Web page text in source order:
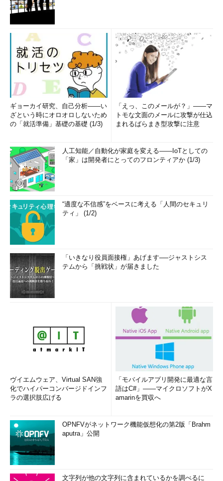
向を分析して得られた知見が反映されているだけでなく、米連邦
捜査局（FBI）や国際刑事警察機構（ICPO）などの機関と連携し
て、インターネットそのものを安全にするための活動にも積極的
に取り組んでいるという。
例えば、米国のマイクロソフト本社内に2013年11月に設置され
たサイバー犯罪研究機関「Cybercrime Center」は、マルウェア
に感染しているコンピューターをIPアドレスの単位で調査してい
るとのこと。同センターの日本の窓口も務める澤氏は、「アジア
地域に限っても、この2年間で152万件のマルウェア感染事例を発
見しました」と胸を張る。
マイクロソフトは完全なプライバシーと保護を与えると約束して
いる。同社COO（最高執行責任者）のケビン・ターナー氏のコミ
ットメントを引用するかたちで、澤氏は「いかなる国や行政機関
であっても、保管されているデータは一切渡さないことを宣言し
ます。必要であれば提訴も辞さない覚悟です。また、政府や関連
団体に対し暗号キーを渡すこともありません」と述べた。
セキュア／ハイパフォーマンス／高信頼性のネットワークとし
ては、Microsoft Azureとの閉域網（専用線）接続サービス
Gate”）が日本国内でも2015年1月15日から利用できるようになっ
た（図2）。
図2Microsoft Azureとの閉域網接続を提供する「Microso
ExpressRouteがインターネット経由の一般的な接続方法と異
なるのは、Microsoft Azureデータセンターと顧客データセンタ
ーとの間を専用線サービスで直結する仕組みであること。このた
め、セキュリティレベルや安定性は社内ネットワークと同程度に
高く、回線のレイテンシ（遅延）も小さい。
ギョーカイ研究、自己分析――い
ざという時にオロオロしないため
の「就活準備」基礎の基礎 (1/3)
「えっ、このメールが？」――マ
トモな文面のメールに攻撃が仕込
まれるばらまき型攻撃に注意
人工知能／自動化が家庭を変える――IoTとしての
「家」は開発者にとってのフロンティアか (1/3)
“適度な不信感”をベースに考える「人間のセキュリ
ティ」 (1/2)
「いきなり役員面接権」あげます──ジャストシス
テムから「挑戦状」が届きました
ヴイエムウェア、Virtual SAN強
化でハイパーコンバージドインフ
ラの選択肢広げる
「モバイルアプリ開発に最適な言
語はC#」――マイクロソフトがX
amarinを買収へ
OPNFVがネットワーク機能仮想化の第2版「Brahm
aputra」公開
文字列が他の文字列に含まれているかを調べるに